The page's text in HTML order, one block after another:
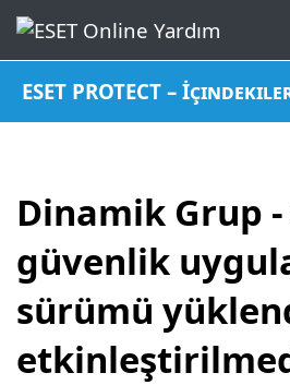
ESET PROTECT –
Dinamik Grup
güvenlik
sürümü